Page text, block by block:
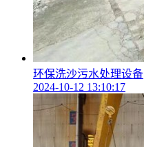
环保洗沙污水处理设备
2024-10-12 13:10:17